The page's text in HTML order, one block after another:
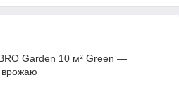
Garden 10 м² Green —
врожаю